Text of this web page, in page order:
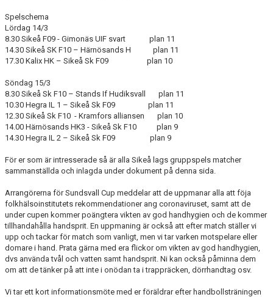
Spelschema
Lördag 14/3
8.30 Sikeå F09 - Gimonäs UIF svart plan 11
14.30 Sikeå SK F10 – Härnösands H plan 11
17.30 Kalix HK – Sikeå Sk F09 plan 10
Söndag 15/3
8.30 Sikeå Sk F10 – Stands If Hudiksvall plan 11
10.30 Hegra IL 1 – Sikeå Sk F09 plan 11
12.30 Sikeå Sk F10 - Kramfors alliansen plan 10
14.00 Härnösands HK3 - Sikeå Sk F10 plan 9
14.30 Hegra IL 2 – Sikeå Sk F09 plan 9
För er som är intresserade så är alla Sikeå lags gruppspels matcher
sammanställda och inlagda under dokument på denna sida.
Arrangörerna för Sundsvall Cup meddelar att de uppmanar alla att föja
folkhälsoinstitutets rekommendationer ang coronaviruset, samt att de
under cupen kommer poängtera vikten av god handhygien och de kommer
tillhandahålla handsprit. En uppmaning är också att efter match ställer vi
upp och tackar för match som vanligt, men vi tar varken motspelare eller
domare i hand. Prata gärna med era flickor om vikten av god handhygien,
dvs använda tvål och vatten samt handsprit. Ni kan också påminna dem
om att de tänker på att inte i onödan ta i trappräcken, dörrhandtag osv.
Vi tar ett kort informationsmöte med er föräldrar efter handbollsträningen